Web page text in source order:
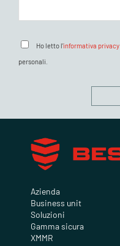
Ho letto l'informativa privacy
personali.
Azienda
Business unit
Soluzioni
Gamma sicura
XMMR